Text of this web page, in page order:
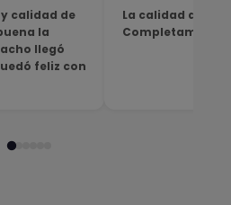
calidad de
la
llegó
feliz con
La calidad del
Completamente